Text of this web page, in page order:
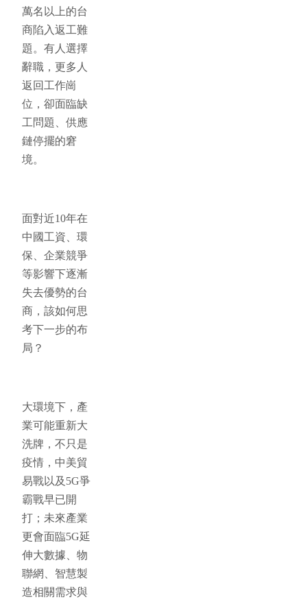
萬名以上的台
商陷入返工難
題。有人選擇
辭職，更多人
返回工作崗
位，卻面臨缺
工問題、供應
鏈停擺的窘
境。
面對近10年在
中國工資、環
保、企業競爭
等影響下逐漸
失去優勢的台
商，該如何思
考下一步的布
局？
大環境下，產
業可能重新大
洗牌，不只是
疫情，中美貿
易戰以及5G爭
霸戰早已開
打；未來產業
更會面臨5G延
伸大數據、物
聯網、智慧製
造相關需求與